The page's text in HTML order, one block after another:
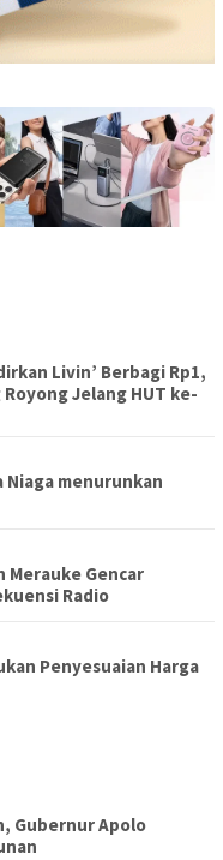
Livin’ Berbagi Rp1,
Jelang HUT ke-
Niaga menurunkan
Merauke Gencar
Radio
Penyesuaian Harga
Gubernur Apolo
Digelar, Siapkan